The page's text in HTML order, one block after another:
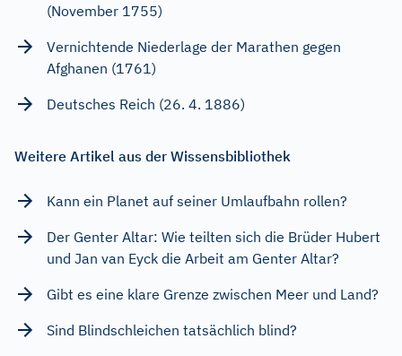
(November 1755)
Vernichtende Niederlage der Marathen gegen
Afghanen (1761)
Deutsches Reich (26. 4. 1886)
Weitere Artikel aus der Wissensbibliothek
Kann ein Planet auf seiner Umlaufbahn rollen?
Der Genter Altar: Wie teilten sich die Brüder Hubert
und Jan van Eyck die Arbeit am Genter Altar?
Gibt es eine klare Grenze zwischen Meer und Land?
Sind Blindschleichen tatsächlich blind?